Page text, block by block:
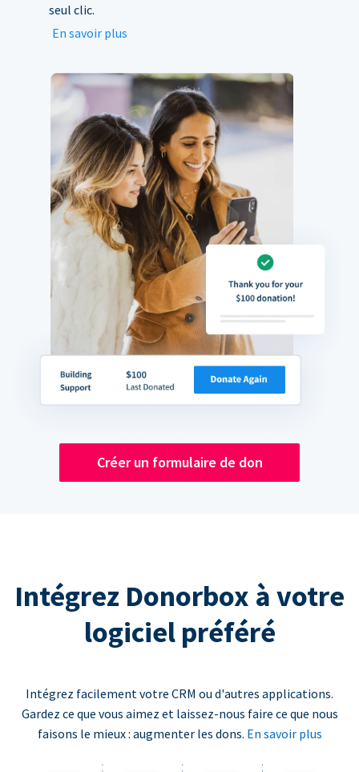
seul clic.
En savoir plus
Créer un formulaire de don
Intégrez Donorbox à votre
logiciel préféré
Intégrez facilement votre CRM ou d'autres applications.
Gardez ce que vous aimez et laissez-nous faire ce que nous
faisons le mieux : augmenter les dons. En savoir plus